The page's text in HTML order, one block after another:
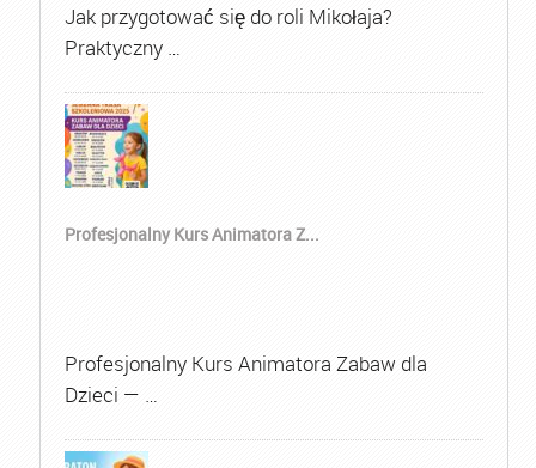
Jak przygotować się do roli Mikołaja?
Praktyczny …
Profesjonalny Kurs Animatora Z...
Profesjonalny Kurs Animatora Zabaw dla
Dzieci — …